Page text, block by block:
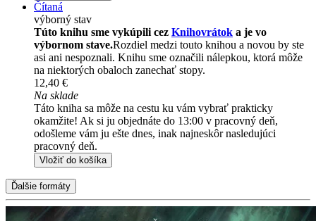
Čítaná
výborný stav
Túto knihu sme vykúpili cez Knihovrátok a je vo
výbornom stave.Rozdiel medzi touto knihou a novou by ste
asi ani nespoznali. Knihu sme označili nálepkou, ktorá môže
na niektorých obaloch zanechať stopy.
12,40 €
Na sklade
Táto kniha sa môže na cestu ku vám vybrať prakticky
okamžite! Ak si ju objednáte do 13:00 v pracovný deň,
odošleme vám ju ešte dnes, inak najneskôr nasledujúci
pracovný deň.
Vložiť do košíka
Ďalšie formáty